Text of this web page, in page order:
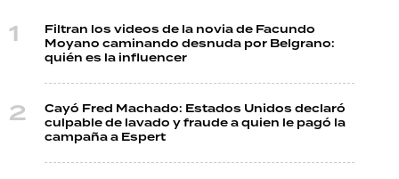
Filtran los videos de la novia de Facundo
Moyano caminando desnuda por Belgrano:
quién es la influencer
Cayó Fred Machado: Estados Unidos declaró
culpable de lavado y fraude a quien le pagó la
campaña a Espert